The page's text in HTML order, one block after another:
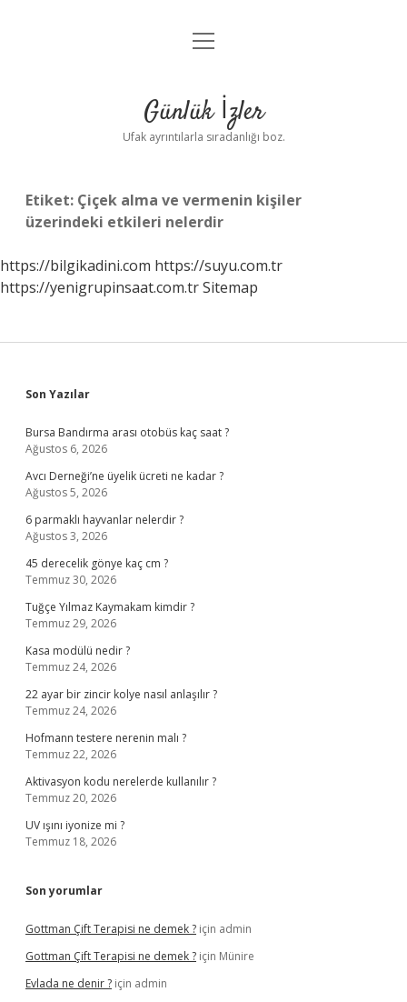
Anasayfa
Yasal Uyarı
menüyü
Günlük İzler
Ufak ayrıntılarla sıradanlığı boz.
Etiket: Çiçek alma ve vermenin kişiler
üzerindeki etkileri nelerdir
https://bilgikadini.com https://suyu.com.tr
https://yenigrupinsaat.com.trSitemap
Sidebar
Son Yazılar
Bursa Bandırma arası otobüs kaç saat ?
Ağustos 6, 2026
Avcı Derneği’ne üyelik ücreti ne kadar ?
Ağustos 5, 2026
6 parmaklı hayvanlar nelerdir ?
Ağustos 3, 2026
45 derecelik gönye kaç cm ?
Temmuz 30, 2026
Tuğçe Yılmaz Kaymakam kimdir ?
Temmuz 29, 2026
Kasa modülü nedir ?
Temmuz 24, 2026
22 ayar bir zincir kolye nasıl anlaşılır ?
Temmuz 24, 2026
Hofmann testere nerenin malı ?
Temmuz 22, 2026
Aktivasyon kodu nerelerde kullanılır ?
Temmuz 20, 2026
UV ışını iyonize mi ?
Temmuz 18, 2026
Son yorumlar
Gottman Çift Terapisi ne demek ? için admin
Gottman Çift Terapisi ne demek ? için Münire
Evlada ne denir ? için admin